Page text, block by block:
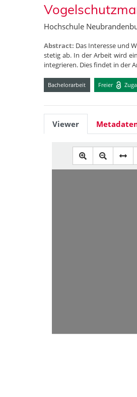
Hochschule
Abstract: Das Interesse und
stetig ab. In der Arbeit wird
integrieren. Dies findet in der
Bachelorarbeit Freier
Viewer